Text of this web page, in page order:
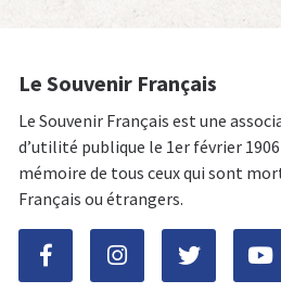
Le Souvenir Français
Le Souvenir Français est une
d’utilité publique le 1er février
mémoire de tous ceux qui sont
Français ou étrangers.